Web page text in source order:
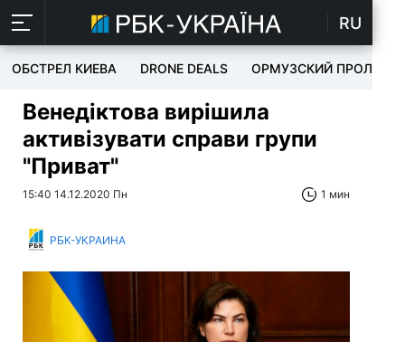
RU
ОБСТРЕЛ КИЕВА DRONE DEALS ОРМУЗСКИЙ ПРОЛИВ
Венедіктова вирішила
активізувати справи групи
"Приват"
15:40 14.12.2020 Пн 1 мин
РБК-УКРАИНА